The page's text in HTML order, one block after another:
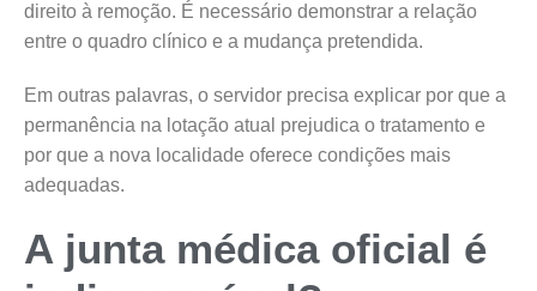
direito à remoção. É necessário demonstrar a relação
entre o quadro clínico e a mudança pretendida.
Em outras palavras, o servidor precisa explicar por que a
permanência na lotação atual prejudica o tratamento e
por que a nova localidade oferece condições mais
adequadas.
A junta médica oficial é